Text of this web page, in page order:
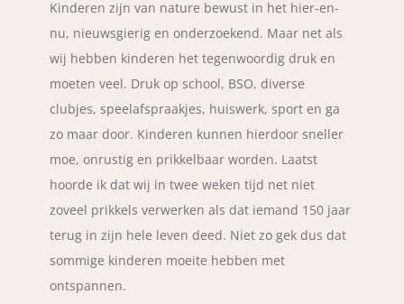
Kinderen zijn van nature bewust in het hier-en-
nu, nieuwsgierig en onderzoekend. Maar net als
wij hebben kinderen het tegenwoordig druk en
moeten veel. Druk op school, BSO, diverse
clubjes, speelafspraakjes, huiswerk, sport en ga
zo maar door. Kinderen kunnen hierdoor sneller
moe, onrustig en prikkelbaar worden. Laatst
hoorde ik dat wij in twee weken tijd net niet
zoveel prikkels verwerken als dat iemand 150 jaar
terug in zijn hele leven deed. Niet zo gek dus dat
sommige kinderen moeite hebben met
ontspannen.